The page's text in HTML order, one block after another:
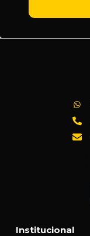
Institucional